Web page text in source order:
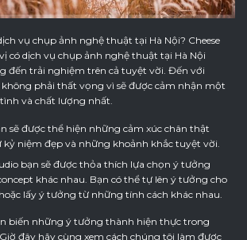
vụ chụp ảnh nghệ thuật tại Hà Nội? Cheese
có dịch vụ chụp ảnh nghệ thuật tại Hà Nội
đến trải nghiệm trên cả tuyệt vời. Đến với
không phải thất vọng vì sẽ được cảm nhận một
và chất lượng nhất.
sẽ được thể hiện những cảm xúc chân thật
niệm đẹp và những khoảnh khắc tuyệt vời.
bạn sẽ được thỏa thích lựa chọn ý tưởng
khác nhau. Bạn có thể tự lên ý tưởng cho
lấy ý tưởng từ những tính cách khác nhau.
biến những ý tưởng thành hiện thực trong
đây hãy cùng xem cách chúng tôi làm được